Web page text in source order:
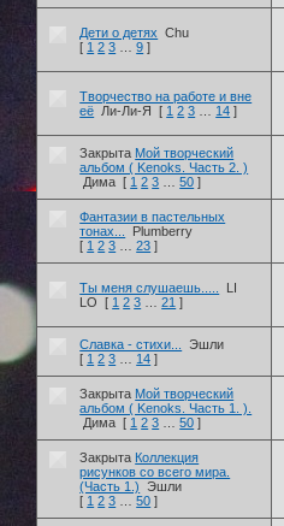
Дети о детях
Chu
[ 1 2 3 9 ]
Творчество на работе и вне
её Ли-Ли-Я [ 1 2 3 14 ]
Закрыта Мой творческий
альбом ( Kenoks. Часть 2. )
Дима [ 1 2 3 50 ]
Фантазии в пастельных
тонах...
Plumberry
[ 1 2 3 23 ]
Ты меня слушаешь.....
LI
LO
[ 1 2 3 21 ]
Славка - стихи...
Эшли
[ 1 2 3 14 ]
Закрыта Мой творческий
альбом ( Kenoks. Часть 1. ).
Дима [ 1 2 3 50 ]
Закрыта Коллекция
рисунков со всего мира.
(Часть 1.)
Эшли
[ 1 2 3 50 ]